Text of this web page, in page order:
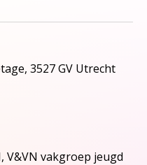
3527 GV Utrecht
V&VN vakgroep jeugd